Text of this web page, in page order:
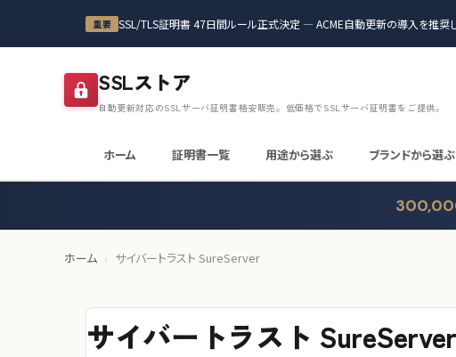
重要 SSL/TLS証明書 47日間ルール正式決定 — ACME自動更新の導入を推奨し
SSLストア
自動更新対応のSSLサーバ証明書格安販売。低価格でSSLサーバ証明書をご提供。
ホーム 証明書一覧 用途から選ぶ ブランドから選ぶ
ホーム › サイバートラスト SureServer
サイバートラスト SureServer